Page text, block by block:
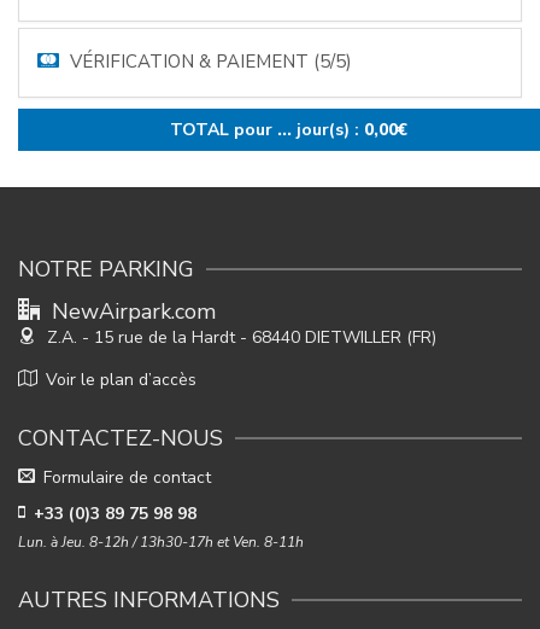
TOTAL pour ...jour(s) : 0,00€
VÉRIFICATION & PAIEMENT (5/5)
NOTRE PARKING
NewAirpark.com
Z.A. - 15 rue de la Hardt - 68440 DIETWILLER (FR)
Voir le plan d’accès
CONTACTEZ-NOUS
Formulaire de contact
+33 (0)3 89 75 98 98
Lun. à Jeu. 8-12h / 13h30-17h et Ven. 8-11h
AUTRES INFORMATIONS